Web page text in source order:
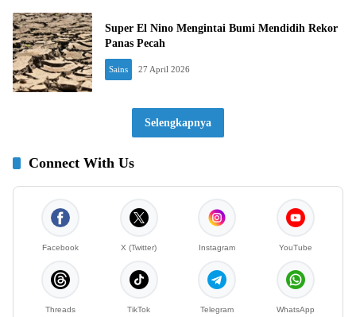
Super El Nino Mengintai Bumi Mendidih Rekor
Panas Pecah
Sains 27 April 2026
Selengkapnya
Connect With Us
Facebook X (Twitter) Instagram YouTube
Threads TikTok Telegram WhatsApp